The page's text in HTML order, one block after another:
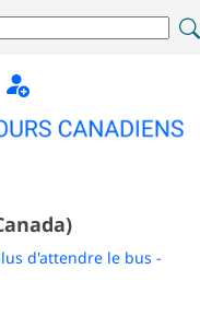
d'attendre le bus -